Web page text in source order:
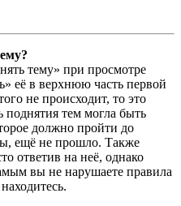
тему» при просмотре
её в верхнюю часть первой
не происходит, то это
поднятия тем могла быть
должно пройти до
ещё не прошло. Также
ответив на неё, однако
вы не нарушаете правила